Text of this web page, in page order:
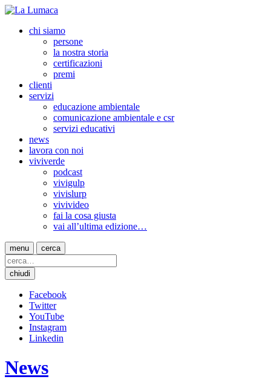
chi siamo
persone
la nostra storia
certificazioni
premi
clienti
servizi
educazione ambientale
comunicazione ambientale e csr
servizi educativi
news
lavora con noi
viviverde
podcast
vivigulp
vivislurp
vivivideo
fai la cosa giusta
vai all’ultima edizione…
menu cerca
chiudi
Facebook
Twitter
YouTube
Instagram
Linkedin
News